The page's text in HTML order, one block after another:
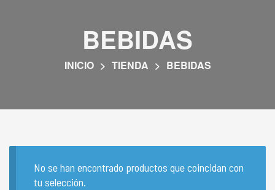
BEBIDAS
INICIO > TIENDA > BEBIDAS
No se han encontrado productos que coincidan con
tu selección.